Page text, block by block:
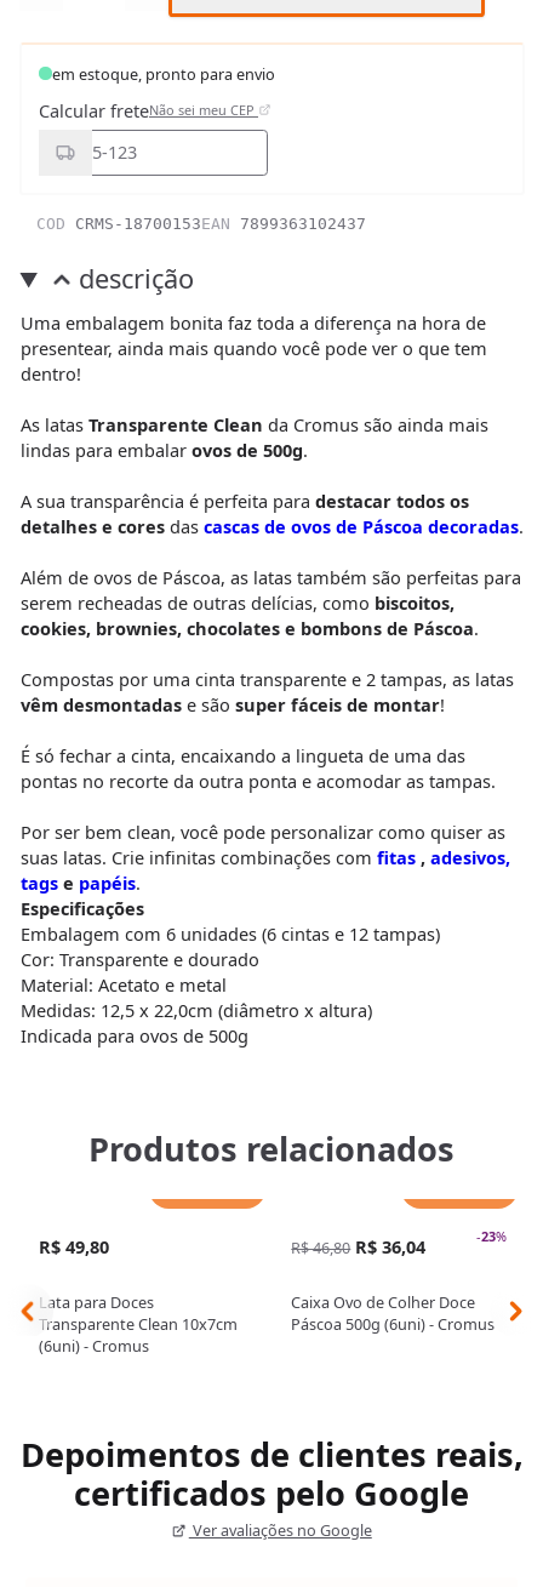
em estoque, pronto para envio
Calcular freteNão sei meu CEP
COD CRMS-18700153EAN 7899363102437
descrição
Uma embalagem bonita faz toda a diferença na hora de
presentear, ainda mais quando você pode ver o que tem
dentro!
As latas Transparente Clean da Cromus são ainda mais
lindas para embalar ovos de 500g.
A sua transparência é perfeita para destacar todos os
detalhes e coresdas cascas de ovos de Páscoa decoradas.
Além de ovos de Páscoa, as latas também são perfeitas para
serem recheadas de outras delícias, como biscoitos,
cookies, brownies, chocolates e bombons de Páscoa.
Compostas por uma cinta transparente e 2 tampas, as latas
vêm desmontadase são super fáceis de montar!
É só fechar a cinta, encaixando a lingueta de uma das
pontas no recorte da outra ponta e acomodar as tampas.
Por ser bem clean, você pode personalizar como quiser as
suas latas. Crie infinitas combinações com fitas , adesivos,
tagse papéis.
Especificações
Embalagem com 6 unidades (6 cintas e 12 tampas)
Cor: Transparente e dourado
Material: Acetato e metal
Medidas: 12,5 x 22,0cm (diâmetro x altura)
Indicada para ovos de 500g
Produtos relacionados
R$ 49,80
Lata para Doces
Transparente Clean 10x7cm
(6uni) - Cromus
-23%
R$ 46,80 R$ 36,04
Caixa Ovo de Colher Doce
Páscoa 500g (6uni) - Cromus
Depoimentos de clientes reais,
certificados pelo Google
Ver avaliações no Google